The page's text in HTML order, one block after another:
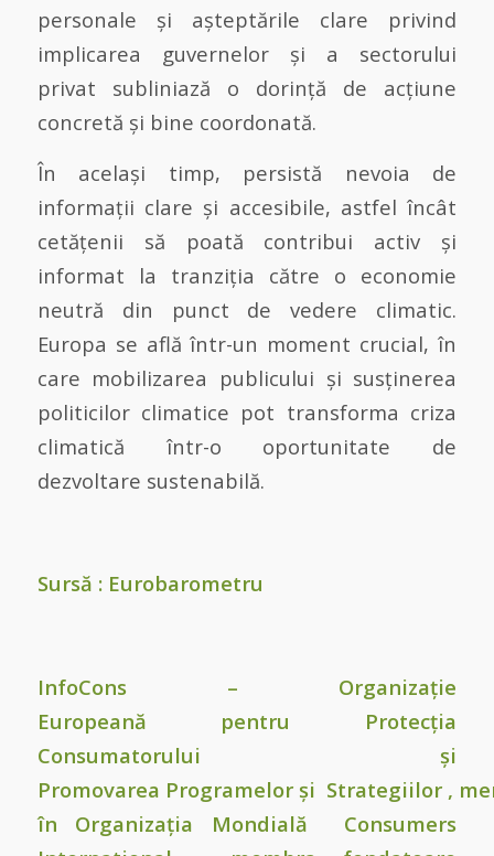
personale și așteptările clare privind
implicarea guvernelor și a sectorului
privat subliniază o dorință de acțiune
concretă și bine coordonată.
În același timp, persistă nevoia de
informații clare și accesibile, astfel încât
cetățenii să poată contribui activ și
informat la tranziția către o economie
neutră din punct de vedere climatic.
Europa se află într-un moment crucial, în
care mobilizarea publicului și susținerea
politicilor climatice pot transforma criza
climatică într-o oportunitate de
dezvoltare sustenabilă.
Sursă : Eurobarometru
InfoCons– Organizație
Europeană pentru Protecția
Consumatorului și
Promovarea Programelorși Strategiilor,
în Organizația Mondială
Consumers